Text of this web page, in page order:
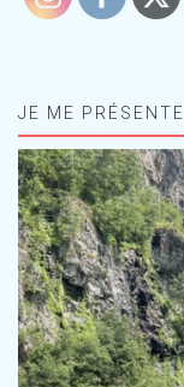
JE ME PRÉSENTE